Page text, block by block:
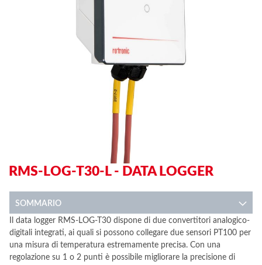
RMS-LOG-T30-L - DATA LOGGER
SOMMARIO
Il data logger RMS-LOG-T30 dispone di due convertitori analogico-
digitali integrati, ai quali si possono collegare due sensori PT100 per
una misura di temperatura estremamente precisa. Con una
regolazione su 1 o 2 punti è possibile migliorare la precisione di